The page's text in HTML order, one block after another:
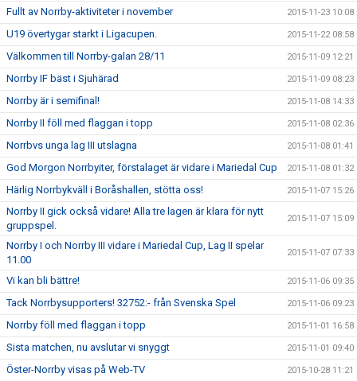
Fullt av Norrby-aktiviteter i november 2015-11-23 10:08
U19 övertygar starkt i Ligacupen. 2015-11-22 08:58
Välkommen till Norrby-galan 28/11 2015-11-09 12:21
Norrby IF bäst i Sjuhärad 2015-11-09 08:23
Norrby är i semifinal! 2015-11-08 14:33
Norrby II föll med flaggan i topp 2015-11-08 02:36
Norrbvs unga lag III utslagna 2015-11-08 01:41
God Morgon Norrbyiter, förstalaget är vidare i Mariedal Cup 2015-11-08 01:32
Härlig Norrbykväll i Boråshallen, stötta oss! 2015-11-07 15:26
Norrby II gick också vidare! Alla tre lagen är klara för nytt
gruppspel.
2015-11-07 15:09
Norrby I och Norrby III vidare i Mariedal Cup, Lag II spelar
11.00
2015-11-07 07:33
Vi kan bli bättre! 2015-11-06 09:35
Tack Norrbysupporters! 32752:- från Svenska Spel 2015-11-06 09:23
Norrby föll med flaggan i topp 2015-11-01 16:58
Sista matchen, nu avslutar vi snyggt 2015-11-01 09:40
Öster-Norrby visas på Web-TV 2015-10-28 11:21